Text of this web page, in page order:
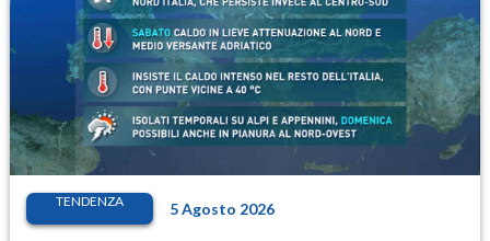
TENDENZA 5 Agosto 2026